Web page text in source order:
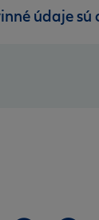
údaje sú